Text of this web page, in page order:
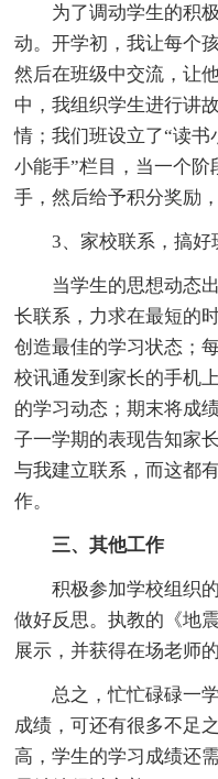
为了调动学生的积极
动。开学初，我让每个
然后在班级中交流，让
中，我组织学生进行讲
情；我们班设立了“读书
小能手”栏目，当一个
手，然后给予积分奖励
3、家校联系，搞好
当学生的思想动态出
长联系，力求在最短的
创造最佳的学习状态；
校讯通发到家长的手机
的学习动态；期末将成
子一学期的表现告知家
与我建立联系，而这都
作。
三、其他工作
积极参加学校组织的
做好反思。执教的《地
展示，并获得在场老师的
总之，忙忙碌碌一学
成绩，可还有很多不足
高，学生的学习成绩还